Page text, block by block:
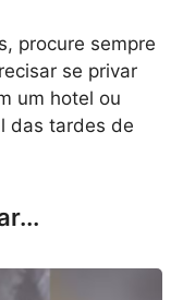
procure sempre
se privar
um hotel ou
das tardes de